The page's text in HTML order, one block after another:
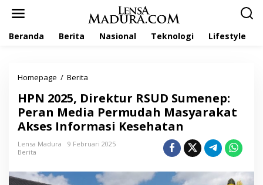
Beranda Berita Nasional Teknologi Lifestyle
Homepage / Berita
N
2
0
2
5
i
HPN 2025, Direktur RSUD Sumenep:
Peran Media Permudah Masyarakat
Akses Informasi Kesehatan
Lensa Madura
9 Februari 2025
Berita